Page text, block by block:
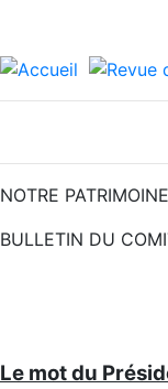
NOTRE PATRIMOINE
BULLETIN DU
Le mot du